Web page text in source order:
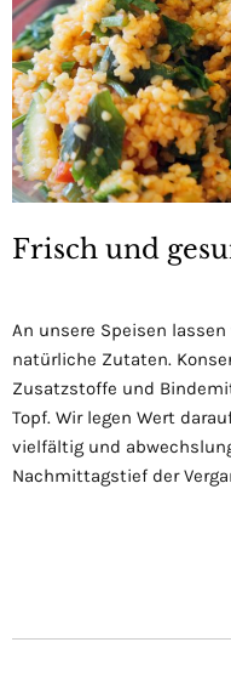
Frisch und
An unsere Speisen
natürliche Zutaten.
Zusatzstoffe und
Topf. Wir legen Wert
vielfältig und
Nachmittagstief der